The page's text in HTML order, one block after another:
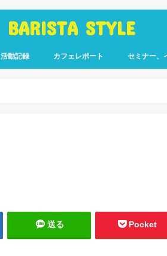
BARISTA STYLE
活動記録 カフェレポート セミナー、
送る Pocket